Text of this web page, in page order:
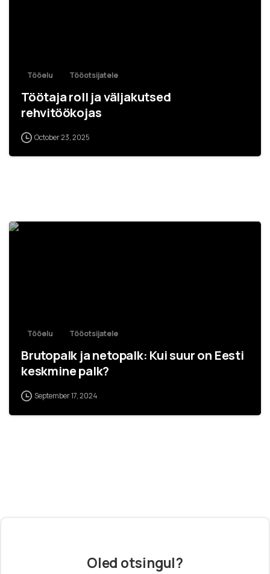
Tööelu Tööotsijatele
Töötaja roll ja väljakutsed
rehvitöökojas
October 23, 2025
Tööelu Tööotsijatele
Brutopalk ja netopalk: Kui suur on Eesti
keskmine palk?
September 17, 2024
Oled otsingul?